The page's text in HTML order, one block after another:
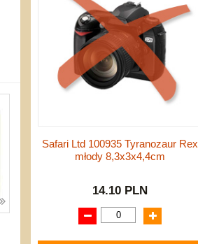
Safari Ltd 100935 Tyranozaur Rex
młody 8,3x3x4,4cm
14.10 PLN